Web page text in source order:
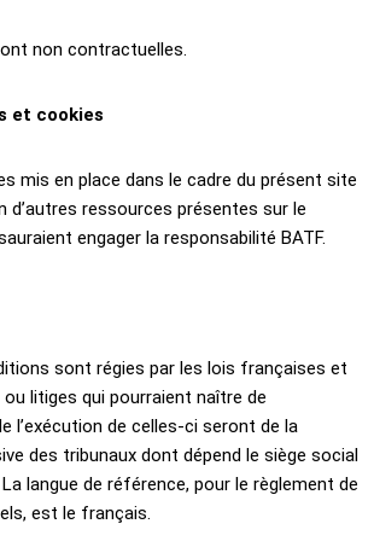
non contractuelles.
et cookies
mis en place dans le cadre du présent site
d’autres ressources présentes sur le
engager la responsabilité BATF.
sont régies par les lois françaises et
litiges qui pourraient naître de
l’exécution de celles-ci seront de la
des tribunaux dont dépend le siège social
langue de référence, pour le règlement de
est le français.